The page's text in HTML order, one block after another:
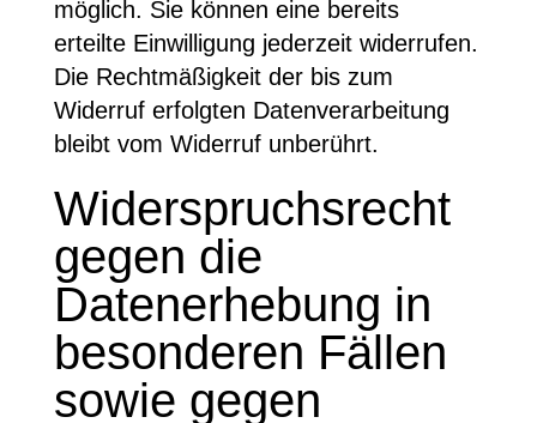
möglich. Sie können eine bereits
erteilte Einwilligung jederzeit widerrufen.
Die Rechtmäßigkeit der bis zum
Widerruf erfolgten Datenverarbeitung
bleibt vom Widerruf unberührt.
Widerspruchsrecht
gegen die
Datenerhebung in
besonderen Fällen
sowie gegen